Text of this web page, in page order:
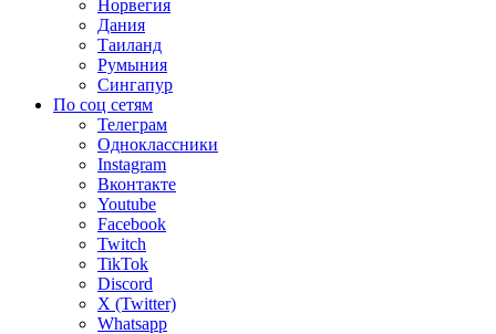
Норвегия
Дания
Таиланд
Румыния
Сингапур
По соц сетям
Телеграм
Одноклассники
Instagram
Вконтакте
Youtube
Facebook
Twitch
TikTok
Discord
X (Twitter)
Whatsapp